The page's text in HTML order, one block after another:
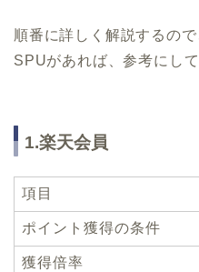
順番に詳しく解説するの
SPUがあれば、参考にして
1.楽天会員
項目
ポイント獲得の条件
獲得倍率